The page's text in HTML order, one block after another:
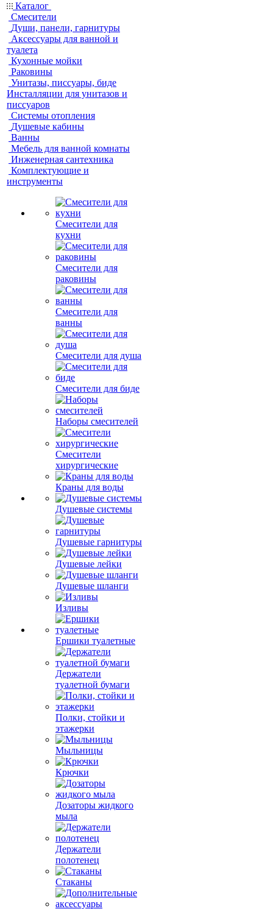
Каталог
Смесители
Души, панели, гарнитуры
Аксессуары для ванной и
туалета
Кухонные мойки
Раковины
Унитазы, писсуары, биде
Инсталляции для унитазов и
писсуаров
Системы отопления
Душевые кабины
Ванны
Мебель для ванной комнаты
Инженерная сантехника
Комплектующие и
инструменты
Смесители для
кухни
Смесители для
раковины
Смесители для
ванны
Смесители для душа
Смесители для биде
Наборы смесителей
Смесители
хирургические
Краны для воды
Душевые системы
Душевые гарнитуры
Душевые лейки
Душевые шланги
Изливы
Ершики туалетные
Держатели
туалетной бумаги
Полки, стойки и
этажерки
Мыльницы
Крючки
Дозаторы жидкого
мыла
Держатели
полотенец
Стаканы